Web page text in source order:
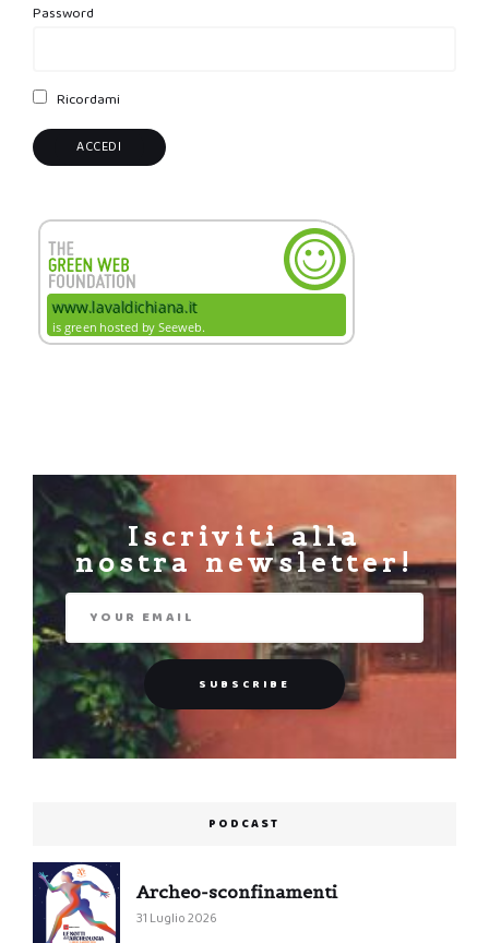
Password
Ricordami
Iscriviti alla
nostra newsletter!
PODCAST
Archeo-sconfinamenti
31 Luglio 2026